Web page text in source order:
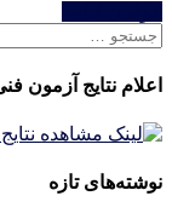
جستجو
اعلام نتایج
نوشته‌های تازه